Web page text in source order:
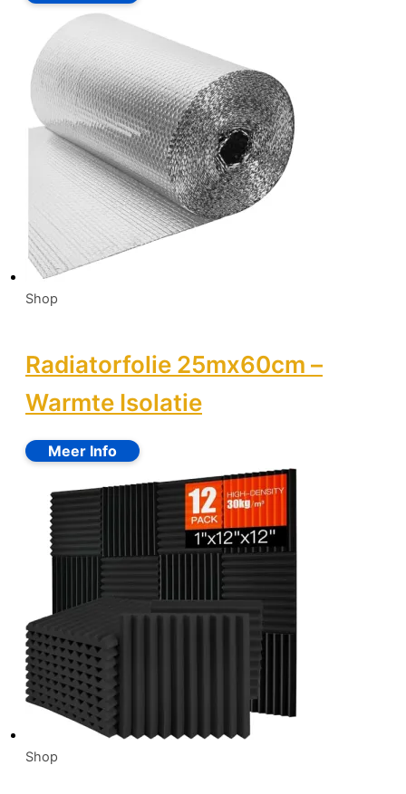
Shop
Radiatorfolie 25mx60cm –
Warmte Isolatie
Shop